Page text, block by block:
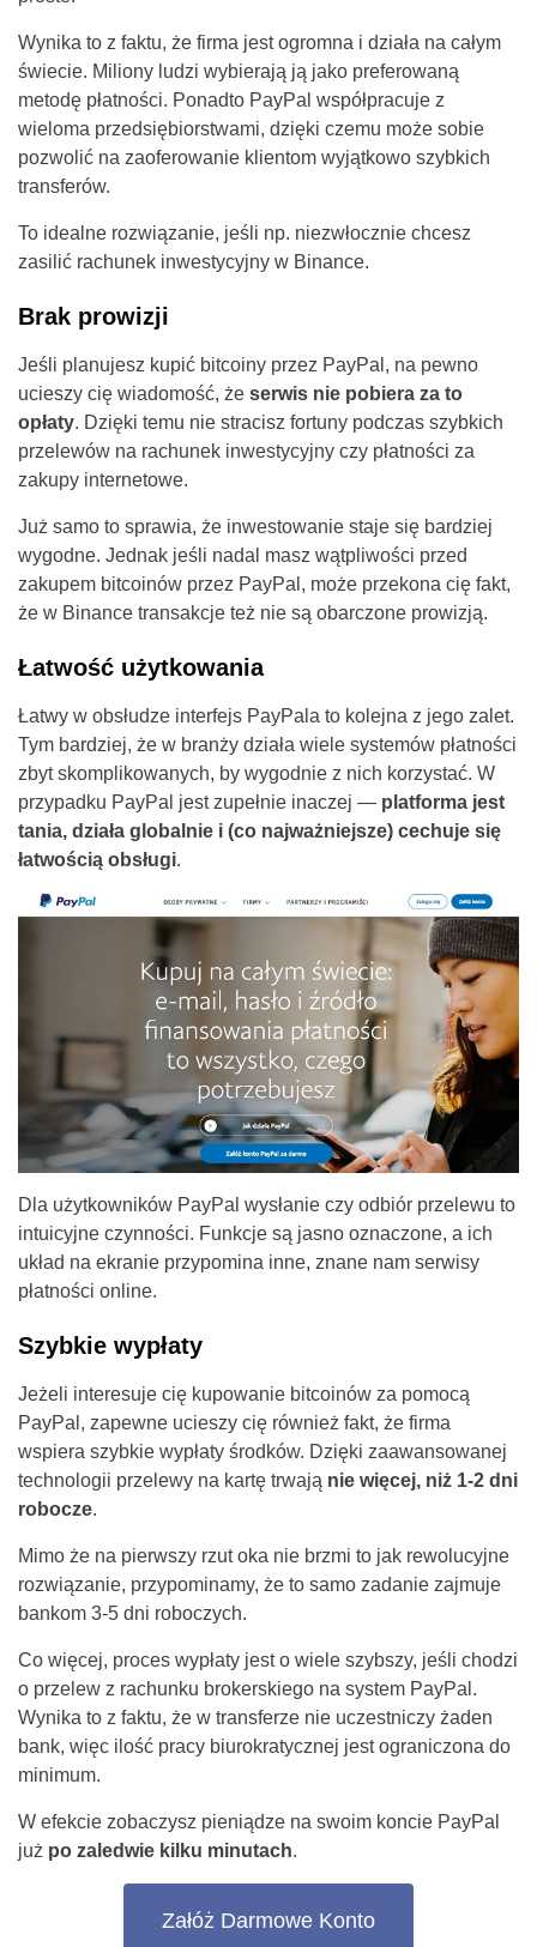
Wynika to z faktu, że firma jest ogromna i działa na całym
świecie. Miliony ludzi wybierają ją jako preferowaną
metodę płatności. Ponadto PayPal współpracuje z
wieloma przedsiębiorstwami, dzięki czemu może sobie
pozwolić na zaoferowanie klientom wyjątkowo szybkich
transferów.
To idealne rozwiązanie, jeśli np. niezwłocznie chcesz
zasilić rachunek inwestycyjny w Binance.
Brak prowizji
Jeśli planujesz kupić bitcoiny przez PayPal, na pewno
ucieszy cię wiadomość, że serwis nie pobiera za to
opłaty. Dzięki temu nie stracisz fortuny podczas szybkich
przelewów na rachunek inwestycyjny czy płatności za
zakupy internetowe.
Już samo to sprawia, że inwestowanie staje się bardziej
wygodne. Jednak jeśli nadal masz wątpliwości przed
zakupem bitcoinów przez PayPal, może przekona cię fakt,
że w Binance transakcje też nie są obarczone prowizją.
Łatwość użytkowania
Łatwy w obsłudze interfejs PayPala to kolejna z jego zalet.
Tym bardziej, że w branży działa wiele systemów płatności
zbyt skomplikowanych, by wygodnie z nich korzystać. W
przypadku PayPal jest zupełnie inaczej — platforma jest
tania, działa globalnie i (co najważniejsze) cechuje się
łatwością obsługi.
Dla użytkowników PayPal wysłanie czy odbiór przelewu to
intuicyjne czynności. Funkcje są jasno oznaczone, a ich
układ na ekranie przypomina inne, znane nam serwisy
płatności online.
Szybkie wypłaty
Jeżeli interesuje cię kupowanie bitcoinów za pomocą
PayPal, zapewne ucieszy cię również fakt, że firma
wspiera szybkie wypłaty środków. Dzięki zaawansowanej
technologii przelewy na kartę trwają nie więcej, niż 1-2 dni
robocze.
Mimo że na pierwszy rzut oka nie brzmi to jak rewolucyjne
rozwiązanie, przypominamy, że to samo zadanie zajmuje
bankom 3-5 dni roboczych.
Co więcej, proces wypłaty jest o wiele szybszy, jeśli chodzi
o przelew z rachunku brokerskiego na system PayPal.
Wynika to z faktu, że w transferze nie uczestniczy żaden
bank, więc ilość pracy biurokratycznej jest ograniczona do
minimum.
W efekcie zobaczysz pieniądze na swoim koncie PayPal
już po zaledwie kilku minutach.
Załóż Darmowe Konto